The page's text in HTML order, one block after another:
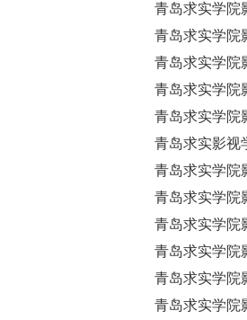
青岛求实学院
青岛求实学院
青岛求实学院
青岛求实学院
青岛求实学院
青岛求实影视
青岛求实学院
青岛求实学院
青岛求实学院
青岛求实学院
青岛求实学院
青岛求实学院